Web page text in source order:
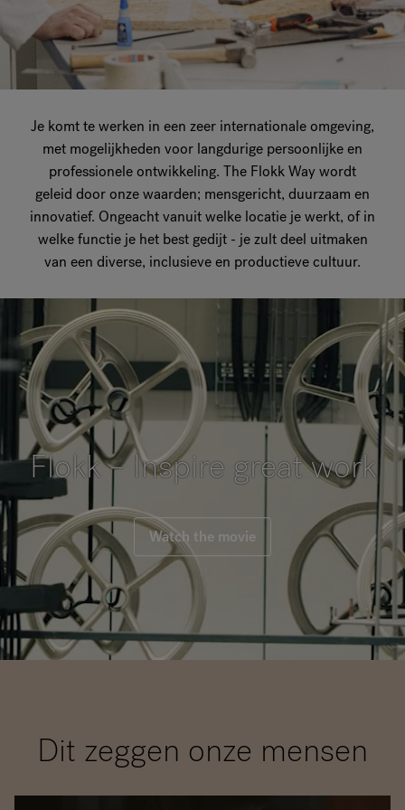
Je komt te werken in een zeer internationale omgeving,
met mogelijkheden voor langdurige persoonlijke en
professionele ontwikkeling. The Flokk Way wordt
geleid door onze waarden; mensgericht, duurzaam en
innovatief. Ongeacht vanuit welke locatie je werkt, of in
welke functie je het best gedijt - je zult deel uitmaken
van een diverse, inclusieve en productieve cultuur.
Flokk – Inspire great work
Watch the movie
Dit zeggen onze mensen